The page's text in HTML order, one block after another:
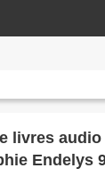
livres
Endelys